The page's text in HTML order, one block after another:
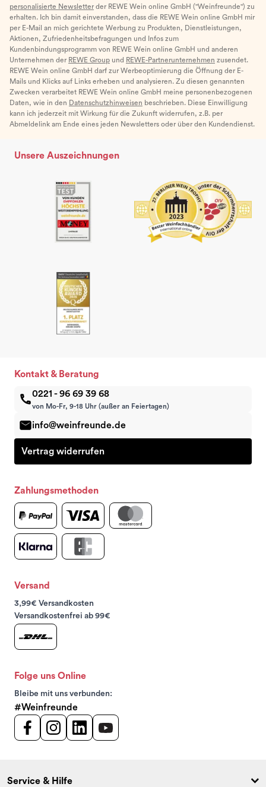
personalisierte Newsletter der REWE Wein online GmbH ("Weinfreunde") zu
erhalten. Ich bin damit einverstanden, dass die REWE Wein online GmbH mir
per E-Mail an mich gerichtete Werbung zu Produkten, Dienstleistungen,
Aktionen, Zufriedenheitsbefragungen und Infos zum
Kundenbindungsprogramm von REWE Wein online GmbH und anderen
Unternehmen der REWE Group und REWE-Partnerunternehmen zusendet.
REWE Wein online GmbH darf zur Werbeoptimierung die Öffnung der E-
Mails und Klicks auf Links erheben und analysieren. Zu diesen genannten
Zwecken verarbeitet REWE Wein online GmbH meine personenbezogenen
Daten, wie in den Datenschutzhinweisen beschrieben. Diese Einwilligung
kann ich jederzeit mit Wirkung für die Zukunft widerrufen, z.B. per
Abmeldelink am Ende eines jeden Newsletters oder über den Kundendienst.
Unsere Auszeichnungen
Kontakt & Beratung
0221 - 96 69 39 68
von Mo-Fr, 9-18 Uhr (außer an Feiertagen)
info@weinfreunde.de
Vertrag widerrufen
Zahlungsmethoden
Versand
3,99€ Versandkosten
Versandkostenfrei ab 99€
Folge uns Online
Bleibe mit uns verbunden:
#Weinfreunde
Service & Hilfe